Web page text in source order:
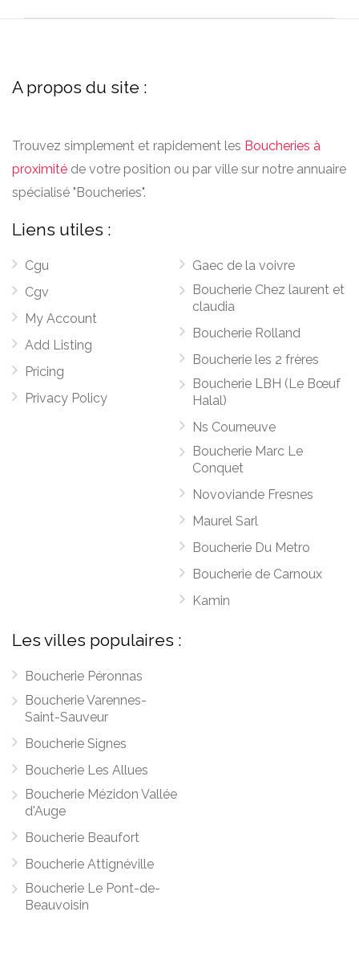
A propos du site :
Trouvez simplement et rapidement les Boucheries à
proximité de votre position ou par ville sur notre annuaire
spécialisé "Boucheries".
Liens utiles :
Cgu
Cgv
My Account
Add Listing
Pricing
Privacy Policy
Gaec de la voivre
Boucherie Chez laurent et
claudia
Boucherie Rolland
Boucherie les 2 frères
Boucherie LBH (Le Bœuf
Halal)
Ns Courneuve
Boucherie Marc Le
Conquet
Novoviande Fresnes
Maurel Sarl
Boucherie Du Metro
Boucherie de Carnoux
Kamin
Les villes populaires :
Boucherie Péronnas
Boucherie Varennes-
Saint-Sauveur
Boucherie Signes
Boucherie Les Allues
Boucherie Mézidon Vallée
d'Auge
Boucherie Beaufort
Boucherie Attignéville
Boucherie Le Pont-de-
Beauvoisin